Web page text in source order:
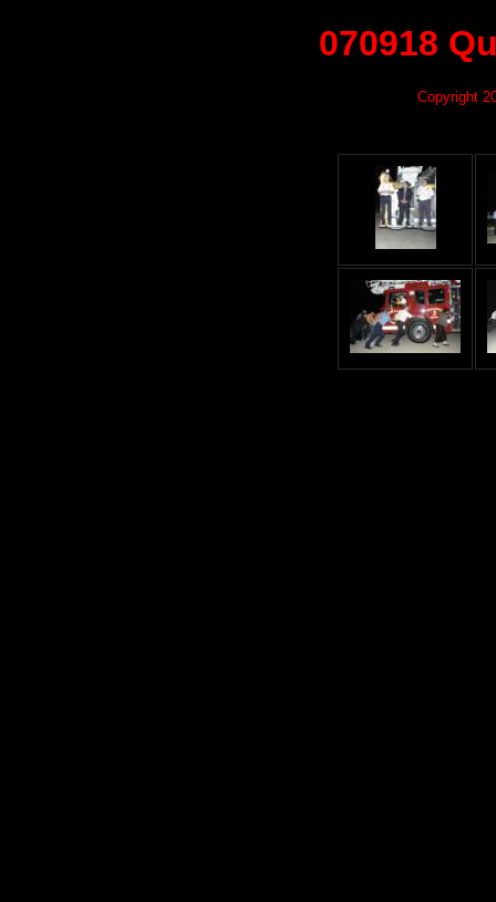
070918
Copyright